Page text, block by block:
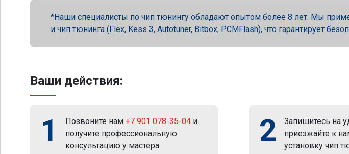
Наши специалисты по чип тюнингу обладают опытом более 8 лет. Мы
и чип тюнинга (Flex, Kess 3, Autotuner, Bitbox, PCMFlash), что гарантирует
Ваши действия:
1 Позвоните нам +7 901 078-35-04 и
получите профессиональную
консультацию у мастера.
2
Запишитесь на
приезжайте к
установку чип